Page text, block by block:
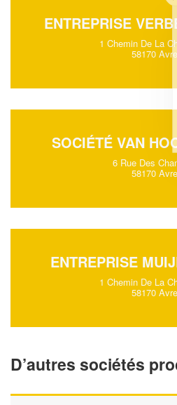
ENTREPRISE
1 Chemin De La
58170
SOCIÉTÉ VAN
6 Rue Des
58170
ENTREPRISE
1 Chemin De La
58170
D’autres sociétés
Vous
Augmentez
nouveaux